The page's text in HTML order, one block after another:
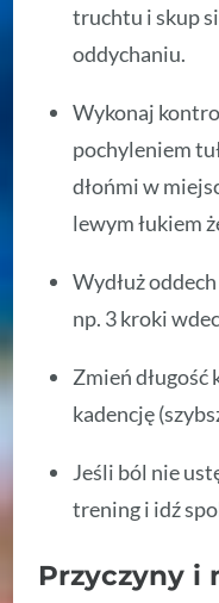
truchtu i skup
oddychaniu.
Wykonaj
pochyleniem
dłońmi w
lewym łukiem
Wydłuż
np. 3 kroki
Zmień
kadencję
Jeśli ból nie
trening i idź
Przyczyny i